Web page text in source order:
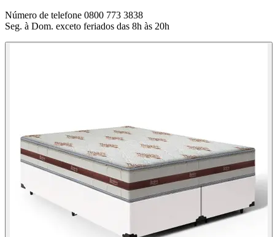
Número de telefone 0800 773 3838
Seg. à Dom. exceto feriados das 8h às 20h